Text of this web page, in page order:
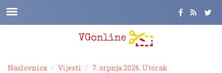
Naslovnica Vijesti
7. srpnja 2026. Utorak